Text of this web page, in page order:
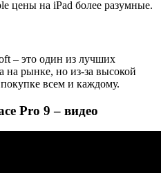
цены на iPad более разумные.
– это один из лучших
на рынке, но из-за высокой
всем и каждому.
Pro 9 – видео